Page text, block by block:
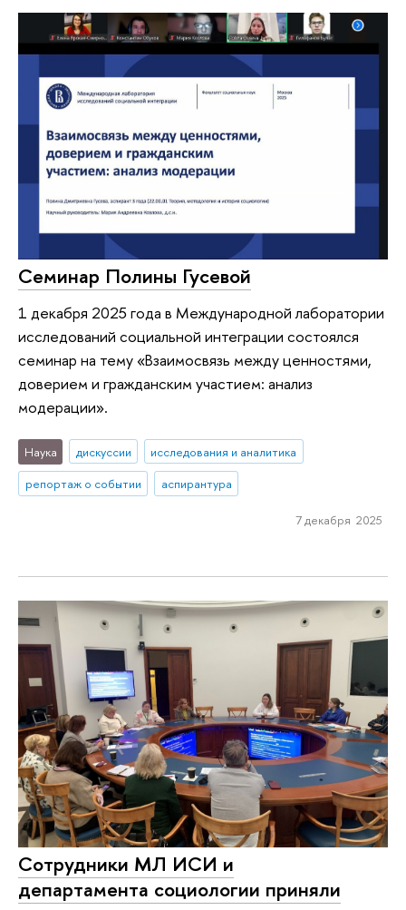
Семинар Полины Гусевой
1 декабря 2025 года в Международной лаборатории
исследований социальной интеграции состоялся
семинар на тему «Взаимосвязь между ценностями,
доверием и гражданским участием: анализ
модерации».
Наука дискуссии
исследования и аналитика
репортаж о событии
аспирантура
7 декабря 2025
Сотрудники МЛ ИСИ и
департамента социологии приняли